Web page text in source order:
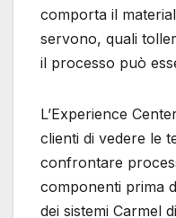
comporta il
servono, quali
il processo può
L’Experience
clienti di vedere le
confrontare
componenti prima
dei sistemi Carmel